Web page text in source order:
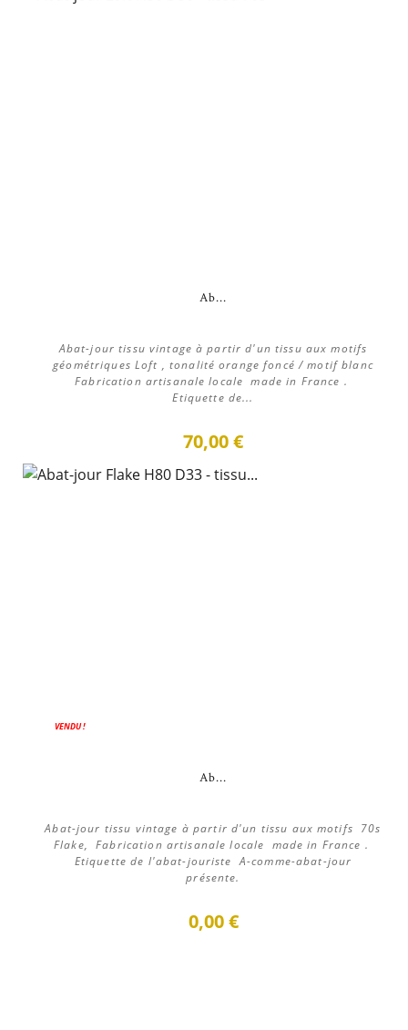
Ab...
Abat-jour tissu vintage à partir d'un tissu aux motifs
géométriques Loft , tonalité orange foncé / motif blanc
Fabrication artisanale locale made in France .
Etiquette de...
70,00 €
VENDU !
Ab...
Abat-jour tissu vintage à partir d'un tissu aux motifs 70s
Flake, Fabrication artisanale locale made in France .
Etiquette de l'abat-jouriste A-comme-abat-jour
présente.
0,00 €